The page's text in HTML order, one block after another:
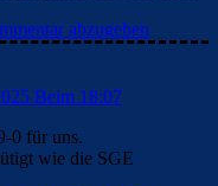
abzugeben
Beim 18:07
0 für uns.
wie die SGE